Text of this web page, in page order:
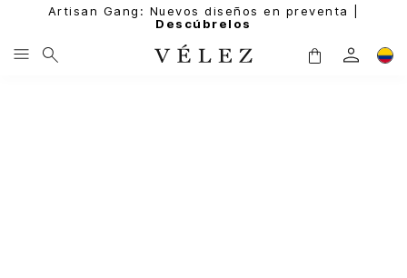
Artisan Gang: Nuevos diseños en preventa |
Descúbrelos